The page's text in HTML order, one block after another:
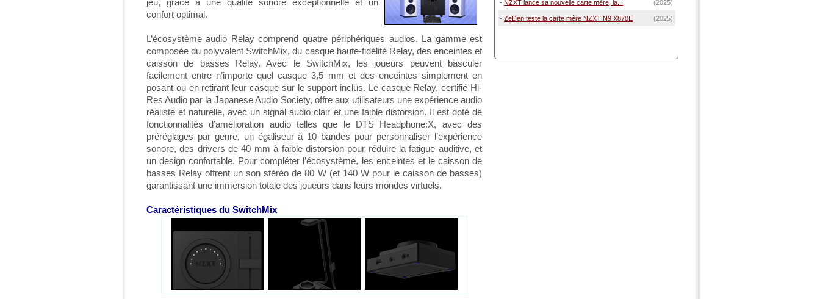
jeu, grâce à une qualité sonore exceptionnelle et un
confort optimal.
L’écosystème audio Relay comprend quatre périphériques audios. La gamme est
composée du polyvalent SwitchMix, du casque haute-fidélité Relay, des enceintes et
caisson de basses Relay. Avec le SwitchMix, les joueurs peuvent basculer
facilement entre n’importe quel casque 3,5 mm et des enceintes simplement en
posant ou en retirant leur casque sur le support inclus. Le casque Relay, certifié Hi-
Res Audio par la Japanese Audio Society, offre aux utilisateurs une expérience audio
réaliste et naturelle, avec un signal audio clair et une faible distorsion. Il est doté de
fonctionnalités d’amélioration audio telles que le DTS Headphone:X, avec des
préréglages par genre, un égaliseur à 10 bandes pour personnaliser l’expérience
sonore, des drivers de 40 mm à faible distorsion pour réduire la fatigue auditive, et
un design confortable. Pour compléter l’écosystème, les enceintes et le caisson de
basses Relay offrent un son stéréo de 80 W (et 140 W pour le caisson de basses)
garantissant une immersion totale des joueurs dans leurs mondes virtuels.
Caractéristiques du SwitchMix
- NZXT lance sa nouvelle carte mère, la... (2025)
- ZeDen teste la carte mère NZXT N9 X870E (2025)